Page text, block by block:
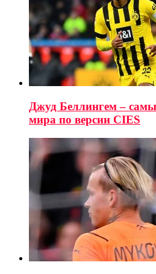
Джуд Беллингем –
мира по версии CIES